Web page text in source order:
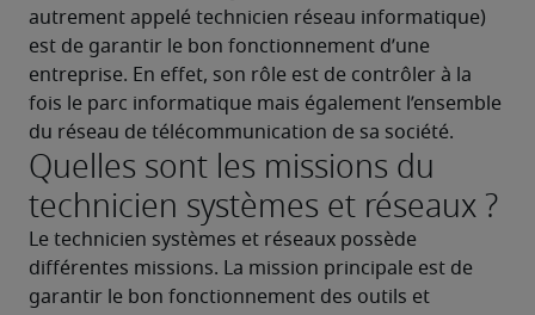
autrement appelé technicien réseau informatique)
est de garantir le bon fonctionnement d’une
entreprise. En effet, son rôle est de contrôler à la
fois le parc informatique mais également l’ensemble
du réseau de télécommunication de sa société.
Quelles sont les missions du
technicien systèmes et réseaux ?
Le technicien systèmes et réseaux possède
différentes missions. La mission principale est de
garantir le bon fonctionnement des outils et